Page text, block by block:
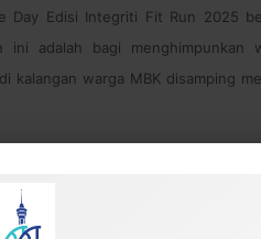
Edisi Integriti Fit Run 2025
adalah bagi menghimpunkan
warga MBK disamping
MBK, Ahli Majlis MBK,
(SPRM) Negeri Pahang,
dan Penyelamat Malaysia